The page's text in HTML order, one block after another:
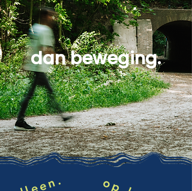
dan beweging.